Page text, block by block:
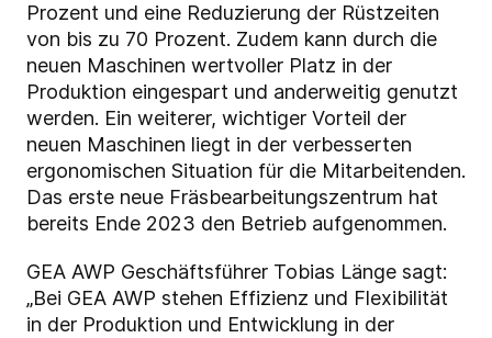
Prozent und eine Reduzierung der Rüstzeiten
von bis zu 70 Prozent. Zudem kann durch die
neuen Maschinen wertvoller Platz in der
Produktion eingespart und anderweitig genutzt
werden. Ein weiterer, wichtiger Vorteil der
neuen Maschinen liegt in der verbesserten
ergonomischen Situation für die Mitarbeitenden.
Das erste neue Fräsbearbeitungszentrum hat
bereits Ende 2023 den Betrieb aufgenommen.
GEA AWP Geschäftsführer Tobias Länge sagt:
„Bei GEA AWP stehen Effizienz und Flexibilität
in der Produktion und Entwicklung in der